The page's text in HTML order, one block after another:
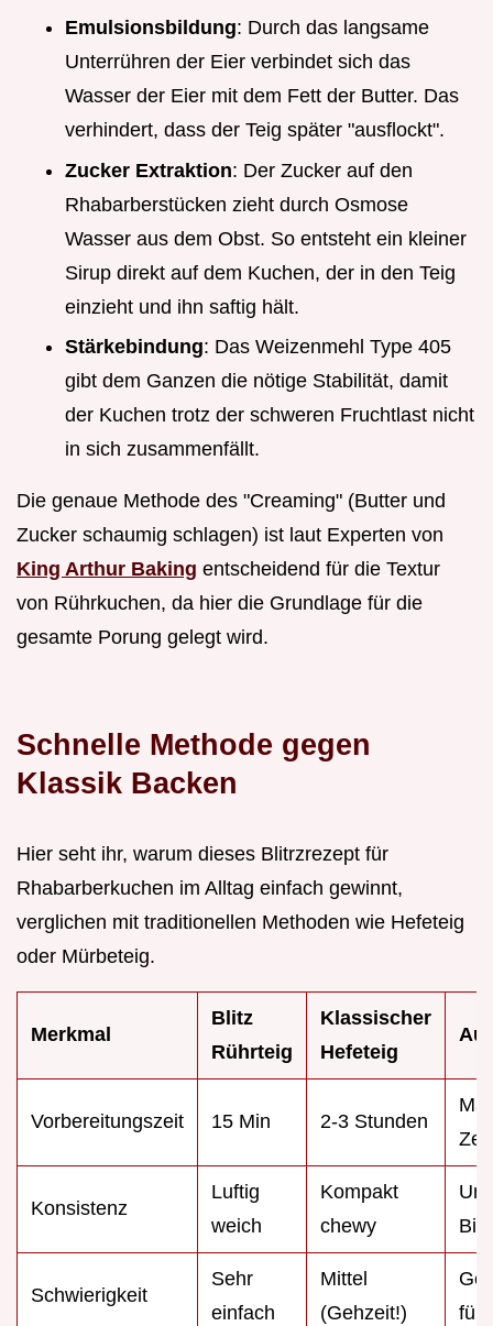
Emulsionsbildung: Durch das langsame
Unterrühren der Eier verbindet sich das
Wasser der Eier mit dem Fett der Butter. Das
verhindert, dass der Teig später "ausflockt".
Zucker Extraktion: Der Zucker auf den
Rhabarberstücken zieht durch Osmose
Wasser aus dem Obst. So entsteht ein kleiner
Sirup direkt auf dem Kuchen, der in den Teig
einzieht und ihn saftig hält.
Stärkebindung: Das Weizenmehl Type 405
gibt dem Ganzen die nötige Stabilität, damit
der Kuchen trotz der schweren Fruchtlast nicht
in sich zusammenfällt.
Die genaue Methode des "Creaming" (Butter und
Zucker schaumig schlagen) ist laut Experten von
King Arthur Baking entscheidend für die Textur
von Rührkuchen, da hier die Grundlage für die
gesamte Porung gelegt wird.
Schnelle Methode gegen
Klassik Backen
Hier seht ihr, warum dieses Blitrzrezept für
Rhabarberkuchen im Alltag einfach gewinnt,
verglichen mit traditionellen Methoden wie Hefeteig
oder Mürbeteig.
Merkmal
Blitz
Rührteig
Klassischer
Hefeteig
Vorbereitungszeit 15 Min 2-3 Stunden
Konsistenz
Luftig
weich
Kompakt
chewy
Schwierigkeit
Sehr
einfach
Mittel
(Gehzeit!)
für